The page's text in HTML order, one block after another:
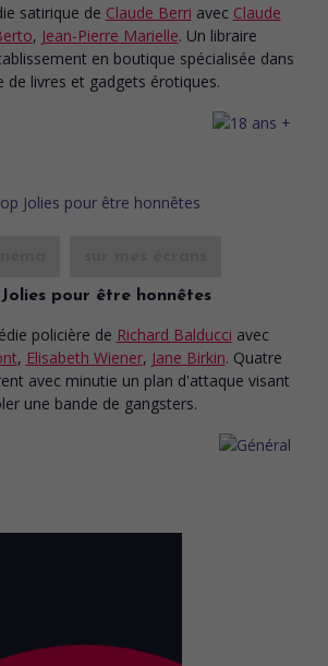
satirique de Claude Berri avec Claude
, Jean-Pierre Marielle. Un libraire
en boutique spécialisée dans
de livres et gadgets érotiques.
pour être honnêtes
policière de Richard Balducci avec
, Elisabeth Wiener, Jane Birkin. Quatre
avec minutie un plan d'attaque visant
une bande de gangsters.